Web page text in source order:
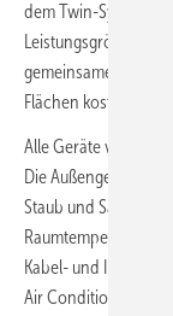
dem Twin-System
Leistungsgröße mit
gemeinsame
Flächen
Alle Geräte verfügen
Die Außengeräte
Staub und Sand).
Raumtemperaturen
Kabel- und Infrarot-
Air Conditioner (iOS